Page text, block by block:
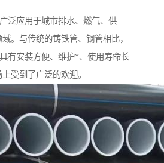
泛应用于城市排水、燃气、供
。与传统的铸铁管、钢管相比，
有安装方便、维护*、使用寿命长
受到了广泛的欢迎。